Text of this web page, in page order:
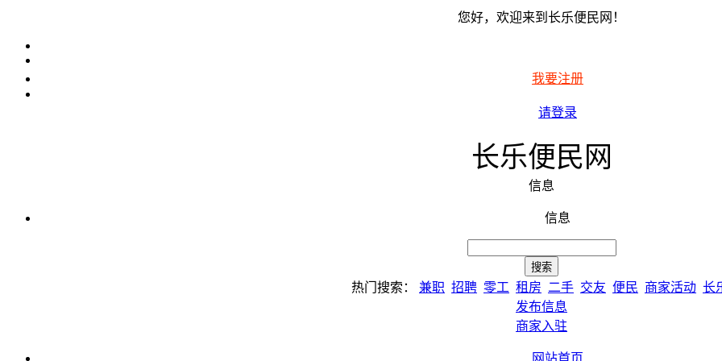
您好，欢迎来到长乐便民网！
我要注册
请登录
长乐便民网
信息
信息
热门搜索： 兼职 招聘 零工 租房 二手 交友 便民 商家活动 长
发布信息
商家入驻
网站首页